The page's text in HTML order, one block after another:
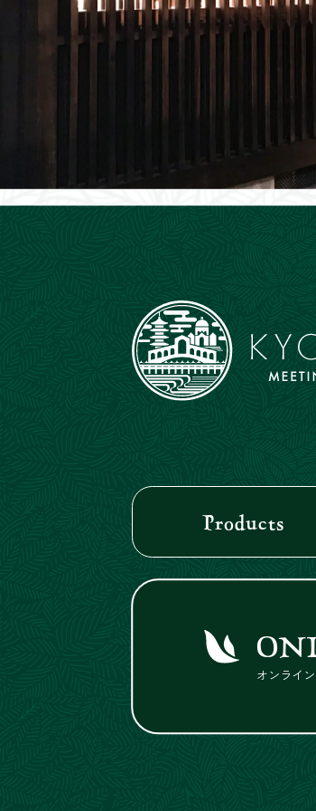
Products
オンライ